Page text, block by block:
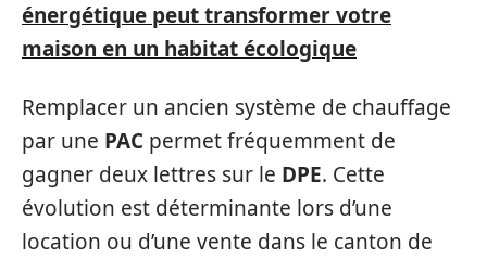
énergétique peut transformer votre
maison en un habitat écologique
Remplacer un ancien système de chauffage
par une PAC permet fréquemment de
gagner deux lettres sur le DPE. Cette
évolution est déterminante lors d’une
location ou d’une vente dans le canton de